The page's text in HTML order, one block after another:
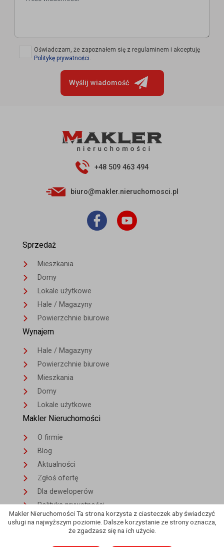
Oświadczam, że zapoznałem się z regulaminem i akceptuję
Politykę prywatności.
Wyślij wiadomość
+48 509 463 494
biuro@makler.nieruchomosci.pl
Sprzedaż
Mieszkania
Domy
Lokale użytkowe
Hale / Magazyny
Powierzchnie biurowe
Wynajem
Hale / Magazyny
Powierzchnie biurowe
Mieszkania
Domy
Lokale użytkowe
Makler Nieruchomości
O firmie
Blog
Aktualności
Zgłoś ofertę
Dla deweloperów
Polityka prywatności
Kontakt
Makler Nieruchomości Ta strona korzysta z ciasteczek aby świadczyć
usługi na najwyższym poziomie. Dalsze korzystanie ze strony oznacza,
że zgadzasz się na ich użycie.